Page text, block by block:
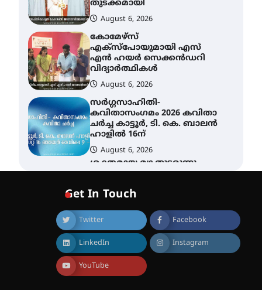
തുടക്കമായി
August 6, 2026
കോമേഴ്സ്
എക്സ്പോയുമായി എസ്
എൻ ഹയർ സെക്കൻഡറി
വിദ്യാർത്ഥികൾ
August 6, 2026
സർഗ്ഗസാഹിതി-
കവിതാസംഗമം 2026 കവിതാ
ചർച്ച കാട്ടൂർ, ടി. കെ. ബാലൻ
ഹാളിൽ 16ന്
August 6, 2026
ശക്തമായ മഴ തുടരുന്നു –
തൃശൂർ ജില്ലയിൽ എല്ലാ
സ്ഥാപനങ്ങൾക്കും
August 7, 2026
എം.ജി. യൂണിവേഴ്‌സിറ്റിയിൽ
നിന്ന് ഇംഗ്ളീഷ്
സാഹിത്യത്തിൽ ഡോക്ടറേറ്റ്
നേടിയ എൻ. ആര്യ
Get In Touch
Twitter Facebook
LinkedIn Instagram
YouTube